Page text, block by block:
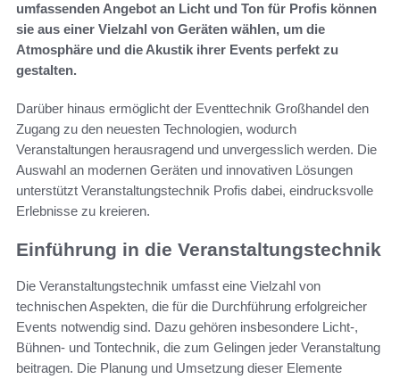
umfassenden Angebot an Licht und Ton für Profis können
sie aus einer Vielzahl von Geräten wählen, um die
Atmosphäre und die Akustik ihrer Events perfekt zu
gestalten.
Darüber hinaus ermöglicht der Eventtechnik Großhandel den
Zugang zu den neuesten Technologien, wodurch
Veranstaltungen herausragend und unvergesslich werden. Die
Auswahl an modernen Geräten und innovativen Lösungen
unterstützt Veranstaltungstechnik Profis dabei, eindrucksvolle
Erlebnisse zu kreieren.
Einführung in die Veranstaltungstechnik
Die Veranstaltungstechnik umfasst eine Vielzahl von
technischen Aspekten, die für die Durchführung erfolgreicher
Events notwendig sind. Dazu gehören insbesondere Licht-,
Bühnen- und Tontechnik, die zum Gelingen jeder Veranstaltung
beitragen. Die Planung und Umsetzung dieser Elemente